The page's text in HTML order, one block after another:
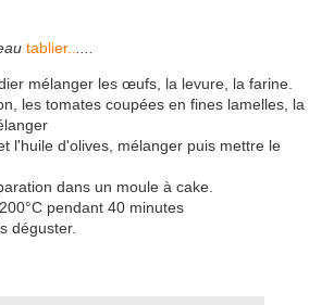
tablier..
mélanger les œufs, la levure, la farine.
les tomates coupées en fines lamelles, la
l'huile d'olives, mélanger puis mettre le
dans un moule à cake.
pendant 40 minutes
déguster.